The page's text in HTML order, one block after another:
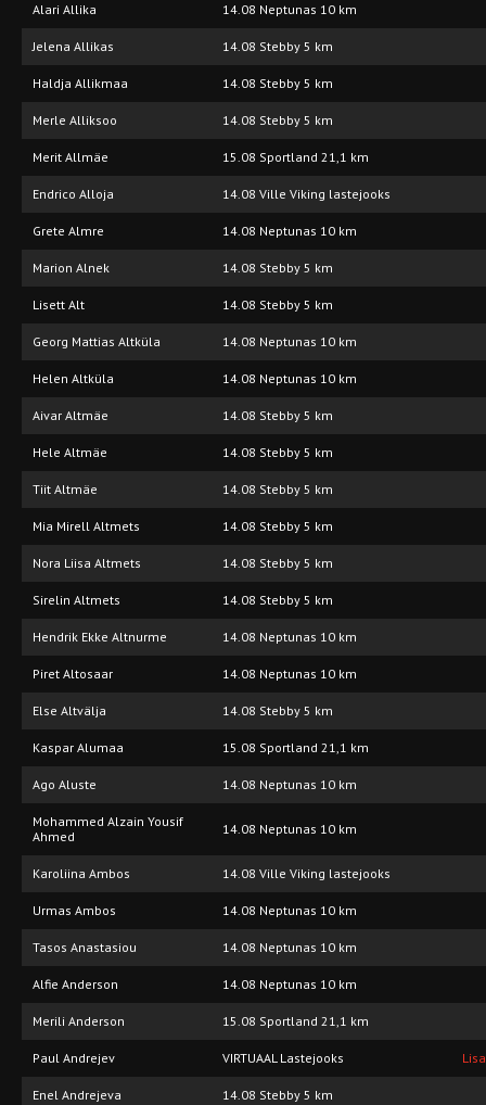
Alari Allika
14.08 Neptunas 10 km
Jelena Allikas 14.08 Stebby 5 km
Haldja Allikmaa 14.08 Stebby 5 km
Merle Alliksoo 14.08 Stebby 5 km
Merit Allmäe 15.08 Sportland 21,1 km
Endrico Alloja 14.08 Ville Viking lastejooks
Grete Almre 14.08 Neptunas 10 km
Marion Alnek 14.08 Stebby 5 km
Lisett Alt 14.08 Stebby 5 km
Georg Mattias Altküla 14.08 Neptunas 10 km
Helen Altküla 14.08 Neptunas 10 km
Aivar Altmäe 14.08 Stebby 5 km
Hele Altmäe 14.08 Stebby 5 km
Tiit Altmäe 14.08 Stebby 5 km
Mia Mirell Altmets 14.08 Stebby 5 km
Nora Liisa Altmets 14.08 Stebby 5 km
Sirelin Altmets 14.08 Stebby 5 km
Hendrik Ekke Altnurme 14.08 Neptunas 10 km
Piret Altosaar 14.08 Neptunas 10 km
Else Altvälja 14.08 Stebby 5 km
Kaspar Alumaa 15.08 Sportland 21,1 km
Ago Aluste 14.08 Neptunas 10 km
Mohammed Alzain Yousif
Ahmed
14.08 Neptunas 10 km
Karoliina Ambos 14.08 Ville Viking lastejooks
Urmas Ambos 14.08 Neptunas 10 km
Tasos Anastasiou 14.08 Neptunas 10 km
Alfie Anderson 14.08 Neptunas 10 km
Merili Anderson 15.08 Sportland 21,1 km
Paul Andrejev VIRTUAAL Lastejooks
Enel Andrejeva 14.08 Stebby 5 km